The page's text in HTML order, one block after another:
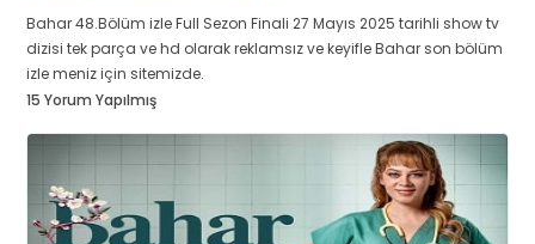
Bahar 48.Bölüm izle Full Sezon Finali 27 Mayıs 2025 tarihli show tv
dizisi tek parça ve hd olarak reklamsız ve keyifle Bahar son bölüm
izle meniz için sitemizde.
15 Yorum Yapılmış